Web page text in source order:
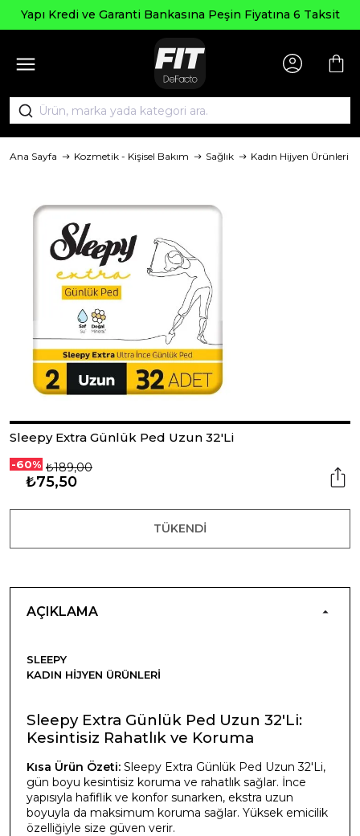
Garanti Bankasına Peşin Fiyatına 6 Taksit
Ana Sayfa Kozmetik - Kişisel Bakım Sağlık Kadın Hijyen Ürünleri
Sleepy Extra Günlük Ped Uzun 32'Li
-60% ₺189,00
₺75,50
TÜKENDI
AÇIKLAMA
SLEEPY
KADIN HIJYEN ÜRÜNLERI
Sleepy Extra Günlük Ped Uzun 32'Li:
Kesintisiz Rahatlık ve Koruma
Kısa Ürün Özeti: Sleepy Extra Günlük Ped Uzun 32'Li,
gün boyu kesintisiz koruma ve rahatlık sağlar. İnce
yapısıyla hafiflik ve konfor sunarken, ekstra uzun
boyuyla da maksimum koruma sağlar. Yüksek emicilik
özelliğiyle size güven verir.